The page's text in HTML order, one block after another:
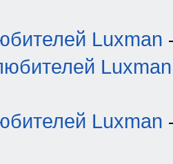
Luxman
Luxman
Luxman